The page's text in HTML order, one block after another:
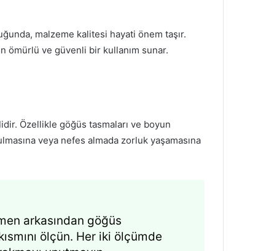
malzeme kalitesi hayati önem taşır.
ömürlü ve güvenli bir kullanım sunar.
Özellikle göğüs tasmaları ve boyun
veya nefes almada zorluk yaşamasına
arkasından göğüs
ölçün. Her iki ölçümde